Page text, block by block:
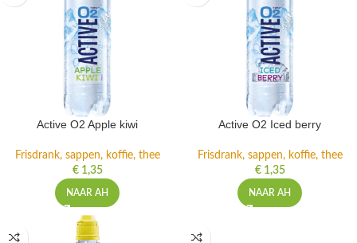
Active O2 Apple kiwi
Frisdrank, sappen, koffie, thee
€1,35
NAAR AH
Active O2 Iced berry
Frisdrank, sappen, koffie, thee
€1,35
NAAR AH